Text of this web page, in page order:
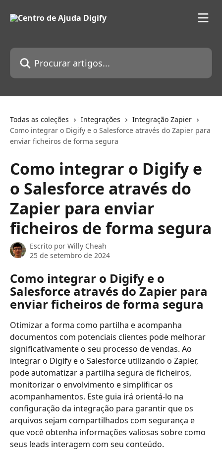
Procurar artigos...
Todas as coleções Integrações
Integração Zapier
Como integrar o Digify e o Salesforce através do Zapier para
enviar ficheiros de forma segura
Como integrar o Digify e
o Salesforce através do
Zapier para enviar
ficheiros de forma segura
Escrito por Willy Cheah
25 de setembro de 2024
Como integrar o Digify e o
Salesforce através do Zapier para
enviar ficheiros de forma segura
Otimizar a forma como partilha e acompanha
documentos com potenciais clientes pode melhorar
significativamente o seu processo de vendas. Ao
integrar o Digify e o Salesforce utilizando o Zapier,
pode automatizar a partilha segura de ficheiros,
monitorizar o envolvimento e simplificar os
acompanhamentos. Este guia irá orientá-lo na
configuração da integração para garantir que os
arquivos sejam compartilhados com segurança e
que você obtenha informações valiosas sobre como
seus leads interagem com seu conteúdo.